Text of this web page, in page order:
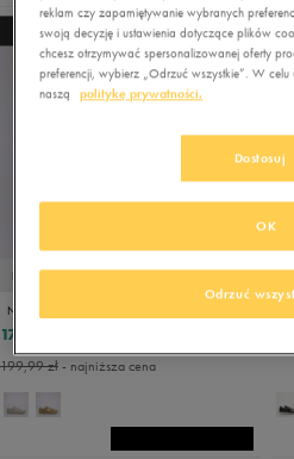
NEW
PROMO: DO -30%
NEW BALANCE LI WL373V2
174,99 zł
199,99 zł- najniższa cena
reklam czy zapamiętywanie wybranych
swoją decyzję i ustawienia dotyczące plików
chcesz otrzymywać spersonalizowanej oferty
preferencji, wybierz „Odrzuć wszystkie”. W
naszą
politykę prywatności.
Dostosuj
Odrzuć
OK